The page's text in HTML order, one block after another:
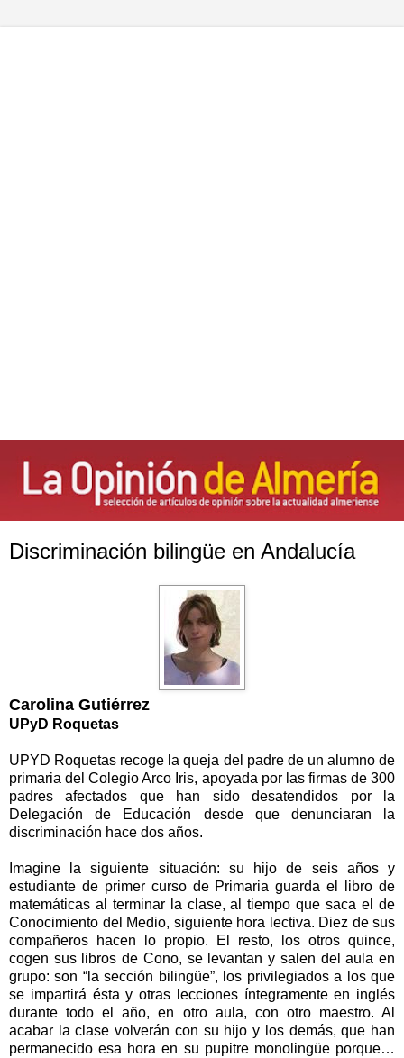
Discriminación bilingüe en Andalucía
Carolina Gutiérrez
UPyD Roquetas
UPYD Roquetas recoge la queja del padre de un alumno de
primaria del Colegio Arco Iris, apoyada por las firmas de 300
padres afectados que han sido desatendidos por la
Delegación de Educación desde que denunciaran la
discriminación hace dos años.
Imagine la siguiente situación: su hijo de seis años y
estudiante de primer curso de Primaria guarda el libro de
matemáticas al terminar la clase, al tiempo que saca el de
Conocimiento del Medio, siguiente hora lectiva. Diez de sus
compañeros hacen lo propio. El resto, los otros quince,
cogen sus libros de Cono, se levantan y salen del aula en
grupo: son “la sección bilingüe”, los privilegiados a los que
se impartirá ésta y otras lecciones íntegramente en inglés
durante todo el año, en otro aula, con otro maestro. Al
acabar la clase volverán con su hijo y los demás, que han
permanecido esa hora en su pupitre monolingüe porque…